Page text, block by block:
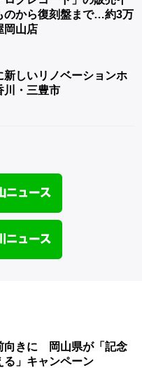
から復刻盤まで…約3万
山店
新しいリノベーションホ
・三豊市
向きに 岡山県が「記念
る」キャンペーン